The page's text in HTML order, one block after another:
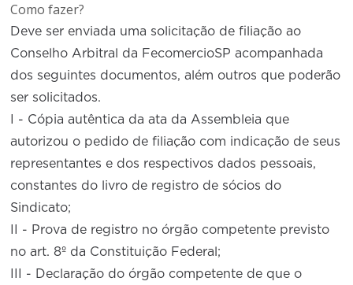
Como fazer?
Deve ser enviada uma solicitação de filiação ao
Conselho Arbitral da FecomercioSP acompanhada
dos seguintes documentos, além outros que poderão
ser solicitados.
I - Cópia autêntica da ata da Assembleia que
autorizou o pedido de filiação com indicação de seus
representantes e dos respectivos dados pessoais,
constantes do livro de registro de sócios do
Sindicato;
II - Prova de registro no órgão competente previsto
no art. 8º da Constituição Federal;
III - Declaração do órgão competente de que o